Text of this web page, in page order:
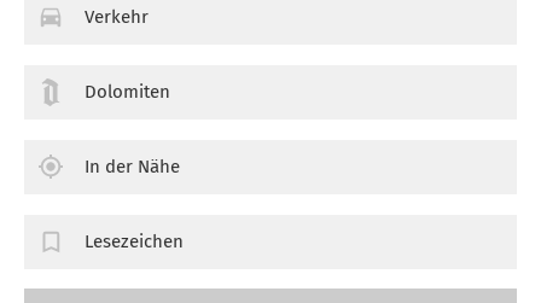
Verkehr
Dolomiten
In der Nähe
Lesezeichen